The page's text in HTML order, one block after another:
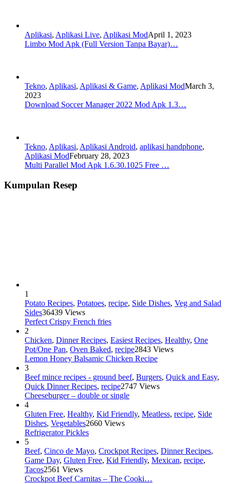
Aplikasi, Aplikasi Live, Aplikasi ModApril 1, 2023
Limbo Mod Apk (Full Version Tanpa Bayar)…
Tekno, Aplikasi, Aplikasi & Game, Aplikasi ModMarch 3,
2023
Download Soccer Manager 2022 Mod Apk 1.3…
Tekno, Aplikasi, Aplikasi Android, aplikasi handphone,
Aplikasi ModFebruary 28, 2023
Multi Parallel Mod Apk 1.6.30.1025 Free …
Kumpulan Resep
1
Potato Recipes, Potatoes, recipe, Side Dishes, Veg and Salad
Sides36439 Views
Perfect Crispy French fries
2
Chicken, Dinner Recipes, Easiest Recipes, Healthy, One
Pot/One Pan, Oven Baked, recipe2843 Views
Lemon Honey Balsamic Chicken Recipe
3
Beef mince recipes - ground beef, Burgers, Quick and Easy,
Quick Dinner Recipes, recipe2747 Views
Cheeseburger – double or single
4
Gluten Free, Healthy, Kid Friendly, Meatless, recipe, Side
Dishes, Vegetables2660 Views
Refrigerator Pickles
5
Beef, Cinco de Mayo, Crockpot Recipes, Dinner Recipes,
Game Day, Gluten Free, Kid Friendly, Mexican, recipe,
Tacos2561 Views
Crockpot Beef Carnitas – The Cooki…